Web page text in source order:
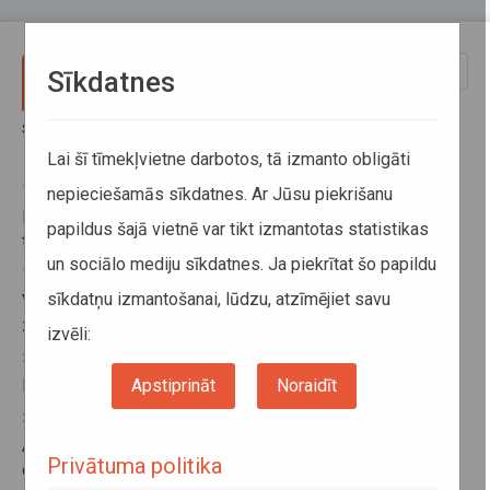
Sākums
17. decembris 2013, 00:00
No 2014.gada Latvijā ieviesīs vienoto sabiedriskā
transporta maršrutu plānošanu
10. decembris 2013, 00:00
Valdība pasažieru pārvadātājiem papildus kompensē
zaudējumus (SM)
29. oktobris 2013, 00:00
Palielina atļauju kvotu autopārvadājumiem uz Krieviju
22. oktobris 2013, 00:00
Autotransporta direkcija atzīmē savas pastāvēšanas
divdesmito gadadienu
Sīkdatnes
Lai šī tīmekļvietne darbotos, tā izmanto obligāti
nepieciešamās sīkdatnes. Ar Jūsu piekrišanu
papildus šajā vietnē var tikt izmantotas statistikas
un sociālo mediju sīkdatnes. Ja piekrītat šo papildu
sīkdatņu izmantošanai, lūdzu, atzīmējiet savu
izvēli:
Apstiprināt Noraidīt
Privātuma politika